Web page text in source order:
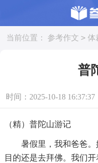
当前位置： 参考作文 > 体
普
时间：2025-10-18 16:37:37
（精）普陀山游记
暑假里，我和爸爸。
目的还是去拜佛。我们